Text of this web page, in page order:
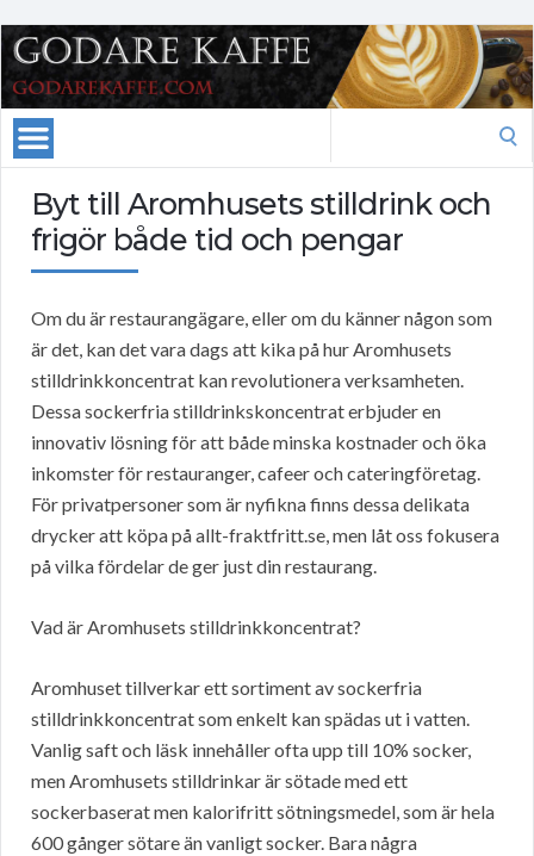
Byt till Aromhusets stilldrink och
frigör både tid och pengar
Om du är restaurangägare, eller om du känner någon som
är det, kan det vara dags att kika på hur Aromhusets
stilldrinkkoncentrat kan revolutionera verksamheten.
Dessa sockerfria stilldrinkskoncentrat erbjuder en
innovativ lösning för att både minska kostnader och öka
inkomster för restauranger, cafeer och cateringföretag.
För privatpersoner som är nyfikna finns dessa delikata
drycker att köpa på allt-fraktfritt.se, men låt oss fokusera
på vilka fördelar de ger just din restaurang.
Vad är Aromhusets stilldrinkkoncentrat?
Aromhuset tillverkar ett sortiment av sockerfria
stilldrinkkoncentrat som enkelt kan spädas ut i vatten.
Vanlig saft och läsk innehåller ofta upp till 10% socker,
men Aromhusets stilldrinkar är sötade med ett
sockerbaserat men kalorifritt sötningsmedel, som är hela
600 gånger sötare än vanligt socker. Bara några